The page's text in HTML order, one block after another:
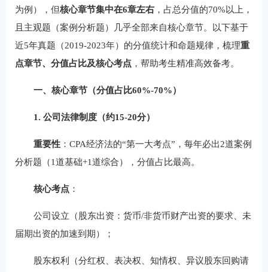
为例），但核心章节集中在6章左右 ，占总分值的70%以上，
且主观题（案例分析题）几乎全部来自核心章节。以下基于
近5年真题（2019-2023年）的分值统计和命题规律，梳理重
点章节、分值占比及核心考点 ，帮助考生精准高效备考。
一、核心章节（分值占比60%-70%）
1. 公司法律制度（约15-20分）
重要性：CPA经济法的“第一大考点”，每年必出2道案例
分析题（1道基础+1道综合），分值占比最高。
核心考点：
公司设立（股东出资：货币/非货币财产出资的要求、未
届期出资的加速到期）；
股东权利（分红权、表决权、知情权、异议股东回购请